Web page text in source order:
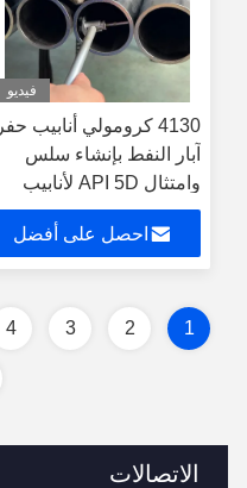
الاتصالات
فيديو
4130 كرومولي أنابيب حفر
آبار النفط بإنشاء سلس
وامتثال API 5D لأنابيب
الصلب الكربوني وأنابيب
قضبان الحفراحصل على أفضل
1
2
3
4